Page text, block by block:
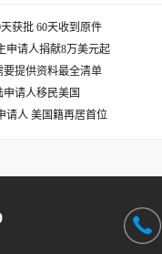
获批 60天收到原件
申请人捐献8万美元起
要提供资料最全清单
申请人移民美国
请人 美国籍再居首位